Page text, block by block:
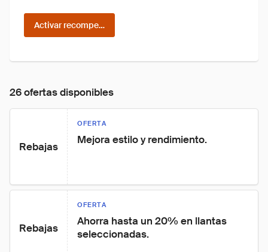
Activar recompensas
26 ofertas disponibles
Rebajas
OFERTA
Mejora estilo y rendimiento.
Rebajas
OFERTA
Ahorra hasta un 20% en llantas
seleccionadas.